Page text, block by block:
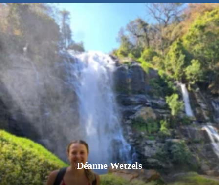
Déanne Wetzels